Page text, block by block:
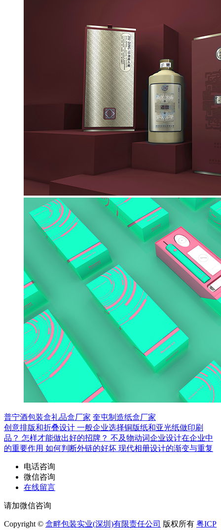
普宁酒包装盒礼品盒厂家 奎屯制造纸盒厂家
创意排版和折叠设计 一般企业选择铜版纸和亚光纸做印刷
品？ 怎样才能做出好的招牌？ 不及物动词企业设计在企业中
的重要作用 如何判断外链的好坏 现代相册设计的渐变与重复
电话咨询
微信咨询
在线留言
请加微信咨询
Copyright © 盒畔包装实业(深圳)有限责任公司 版权所有 粤ICP